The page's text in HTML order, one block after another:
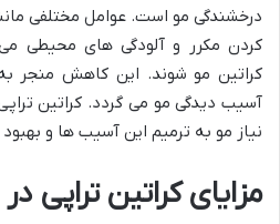
درخشندگی مو است. عوامل مختلفی
کردن مکرر و آلودگی های محیطی
کراتین مو شوند. این کاهش منجر
آسیب دیدگی مو می گردد. کراتین
نیاز مو به ترمیم این آسیب ها و
مزایای کراتین تراپی